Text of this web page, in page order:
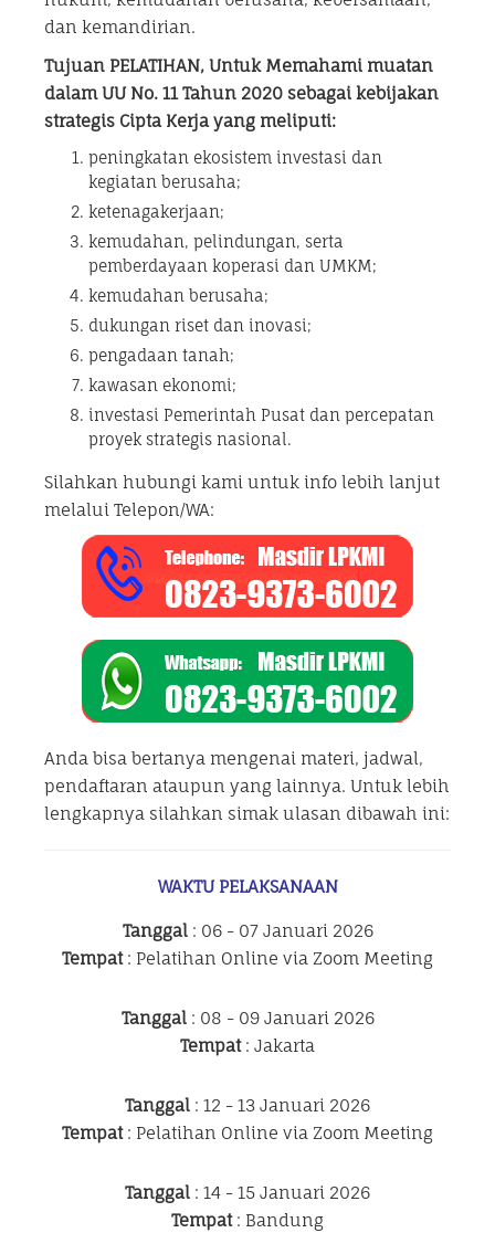
dan kemandirian.
Tujuan PELATIHAN, Untuk Memahami muatan
dalam UU No. 11 Tahun 2020 sebagai kebijakan
strategis Cipta Kerja yang meliputi:
peningkatan ekosistem investasi dan
kegiatan berusaha;
ketenagakerjaan;
kemudahan, pelindungan, serta
pemberdayaan koperasi dan UMKM;
kemudahan berusaha;
dukungan riset dan inovasi;
pengadaan tanah;
kawasan ekonomi;
investasi Pemerintah Pusat dan percepatan
proyek strategis nasional.
Silahkan hubungi kami untuk info lebih lanjut
melalui Telepon/WA:
Anda bisa bertanya mengenai materi, jadwal,
pendaftaran ataupun yang lainnya. Untuk lebih
lengkapnya silahkan simak ulasan dibawah ini:
WAKTU PELAKSANAAN
Tanggal: 06 - 07 Januari 2026
Tempat: Pelatihan Online via Zoom Meeting
Tanggal: 08 - 09 Januari 2026
Tempat: Jakarta
Tanggal : 12 - 13 Januari 2026
Tempat: Pelatihan Online via Zoom Meeting
Tanggal : 14 - 15 Januari 2026
Tempat: Bandung